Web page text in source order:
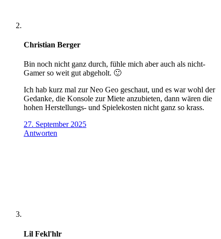
Christian Berger
Bin noch nicht ganz durch, fühle mich aber auch als nicht-
Gamer so weit gut abgeholt. 🙂
Ich hab kurz mal zur Neo Geo geschaut, und es war wohl der
Gedanke, die Konsole zur Miete anzubieten, dann wären die
hohen Herstellungs- und Spielekosten nicht ganz so krass.
27. September 2025
Antworten
Lil Fekl'hlr